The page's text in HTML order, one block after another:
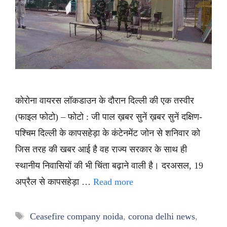
कोरोना वायरस लॉकडाउन के दौरान दिल्ली की एक तस्वीर
(फाइल फोटो) – फोटो : जी पाल ख़बर सुनें ख़बर सुनें दक्षिण-
पश्चिम दिल्ली के कापसहेड़ा के कंटेनमेंट जोन से शनिवार को
जिस तरह की खबर आई है वह राज्य सरकार के साथ ही
स्थानीय निवासियों की भी चिंता बढ़ाने वाली है। दरअसल, 19
अप्रैल से कापसहेड़ा … Read more
Tags
Ceasefire company noida, corona delhi news,